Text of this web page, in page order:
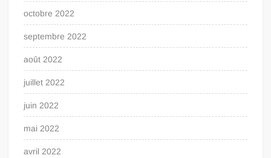
octobre 2022
septembre 2022
août 2022
juillet 2022
juin 2022
mai 2022
avril 2022